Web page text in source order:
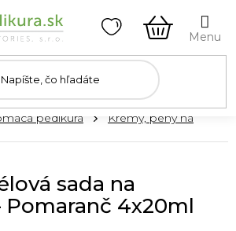
KOŠÍK
pedikúra
Krémy, peny na
sada na
4x20ml